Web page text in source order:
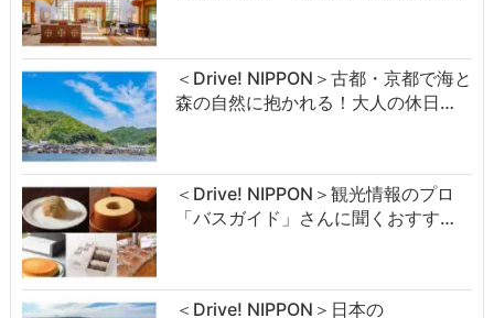
＜Drive! NIPPON＞古都・京都で海と
森の自然に抱かれる！大人の休日…
＜Drive! NIPPON＞観光情報のプロ
「バスガイド」さんに聞くおすす…
＜Drive! NIPPON＞日本の